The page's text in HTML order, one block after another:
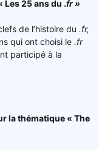
Les 25 ans du .fr »
de l’histoire du .fr,
qui ont choisi le .fr
participé à la
la thématique « The